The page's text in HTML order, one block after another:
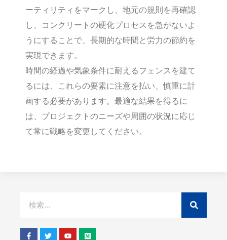
ーティリティをマークし、地元の規則を再確認
し、コンクリートの硬化プロセスを急がないよ
うにすることで、長期的な時間と労力の節約を
実現できます。
時間の経過や気象条件に耐えるフェンスを建て
るには、これらの要素に注意を払い、慎重に計
画する必要があります。最適な結果を得るに
は、プロジェクトのニーズや周囲の状況に応じ
て常に戦略を変更してください。